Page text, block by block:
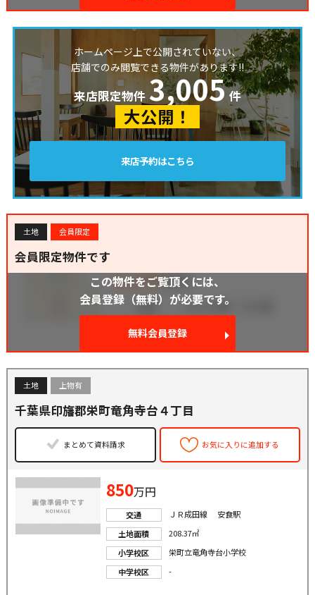
ホームページ上で公開されていない、
店舗でのみ閲覧できる物件があります!!
来店限定物件 3,005 件
大公開！
来店予約はこちら
土地 会員限定
会員限定物件です
この物件をご覧頂くには、
会員登録（無料）が必要です。
無料会員登録
土地 上物有
千葉県印旛郡栄町竜角寺台４丁目
まとめて資料請求 お気に入りに追加する
850万円
交通
ＪＲ成田線 安食駅
土地面積
208.37㎡
小学校区
栄町立竜角寺台小学校
中学校区
-